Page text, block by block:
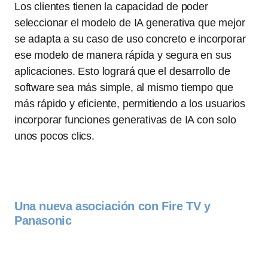
Los clientes tienen la capacidad de poder
seleccionar el modelo de IA generativa que mejor
se adapta a su caso de uso concreto e incorporar
ese modelo de manera rápida y segura en sus
aplicaciones. Esto logrará que el desarrollo de
software sea más simple, al mismo tiempo que
más rápido y eficiente, permitiendo a los usuarios
incorporar funciones generativas de IA con solo
unos pocos clics.
Una nueva asociación con Fire TV y
Panasonic